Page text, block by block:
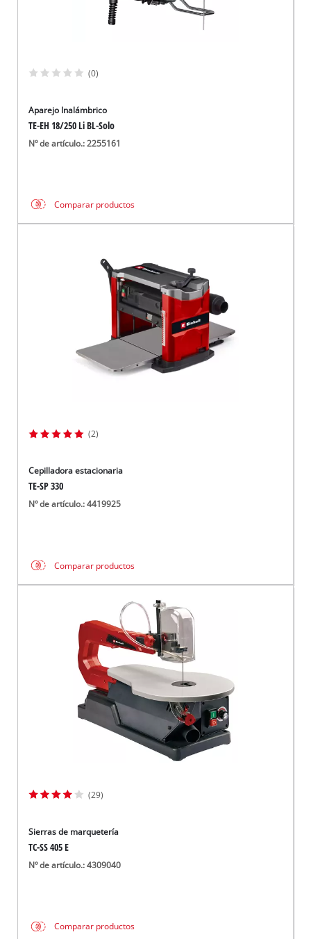
(0)
Aparejo Inalámbrico
TE-EH 18/250 Li BL-Solo
Nº de artículo.: 2255161
Comparar productos
(2)
Cepilladora estacionaria
TE-SP 330
Nº de artículo.: 4419925
Comparar productos
(29)
Sierras de marquetería
TC-SS 405 E
Nº de artículo.: 4309040
Comparar productos